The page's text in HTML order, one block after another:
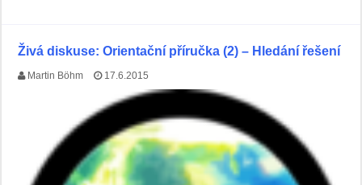
Živá diskuse: Orientační příručka (2) – Hledání řešení
Martin Böhm 17.6.2015